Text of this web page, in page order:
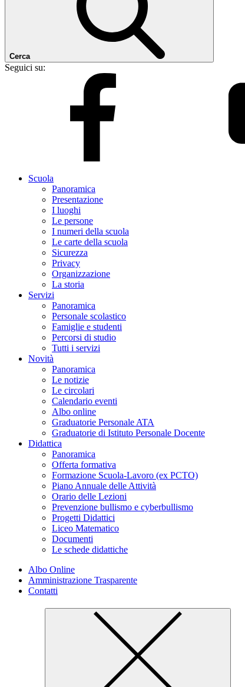
Cerca
Seguici su:
Scuola
Panoramica
Presentazione
I luoghi
Le persone
I numeri della scuola
Le carte della scuola
Sicurezza
Privacy
Organizzazione
La storia
Servizi
Panoramica
Personale scolastico
Famiglie e studenti
Percorsi di studio
Tutti i servizi
Novità
Panoramica
Le notizie
Le circolari
Calendario eventi
Albo online
Graduatorie Personale ATA
Graduatorie di Istituto Personale Docente
Didattica
Panoramica
Offerta formativa
Formazione Scuola-Lavoro (ex PCTO)
Piano Annuale delle Attività
Orario delle Lezioni
Prevenzione bullismo e cyberbullismo
Progetti Didattici
Liceo Matematico
Documenti
Le schede didattiche
Albo Online
Amministrazione Trasparente
Contatti